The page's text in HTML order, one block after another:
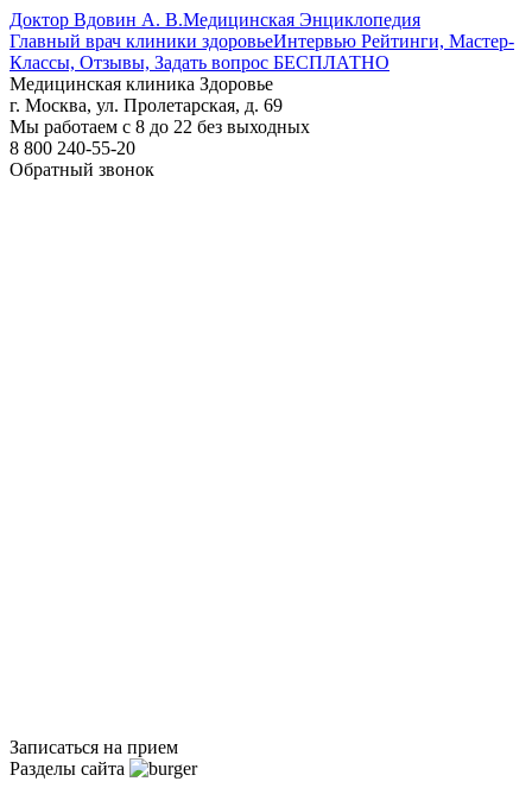
Доктор Вдовин А. В.Медицинская Энциклопедия
Главный врач клиники здоровьеИнтервью Рейтинги, Мастер-
Классы, Отзывы, Задать вопрос БЕСПЛАТНО
Медицинская клиника Здоровье
г. Москва, ул. Пролетарская, д. 69
Мы работаем с 8 до 22 без выходных
8 800 240-55-20
Обратный звонок
Записаться на прием
Разделы сайта